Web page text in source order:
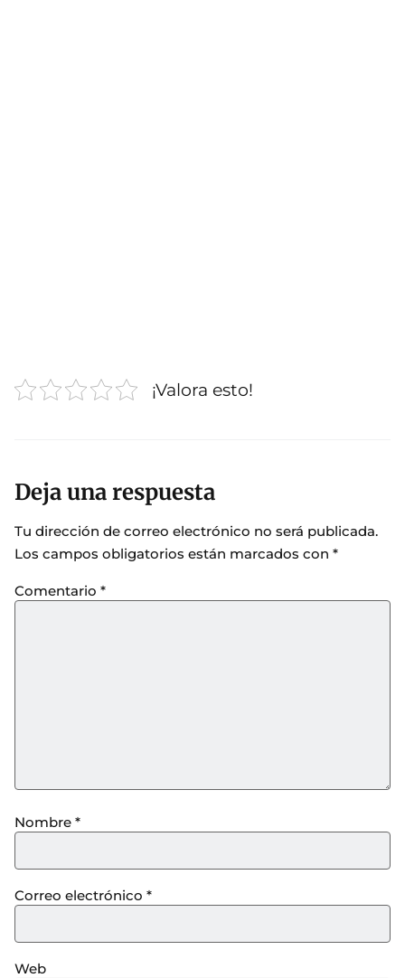
¡Valora esto!
Deja una respuesta
Tu dirección de correo electrónico no será publicada.
Los campos obligatorios están marcados con *
Comentario *
Nombre *
Correo electrónico *
Web